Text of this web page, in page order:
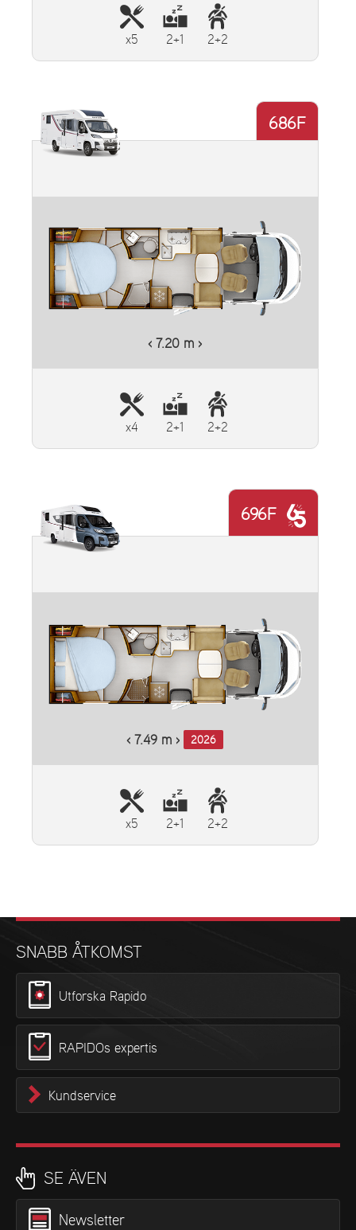
x5 2+1 2+2
686F
‹ 7.20 m ›
x4 2+1 2+2
696F
‹ 7.49 m › 2026
x5 2+1 2+2
SNABB ÅTKOMST
Utforska Rapido
RAPIDOs expertis
Kundservice
SE ÄVEN
Newsletter